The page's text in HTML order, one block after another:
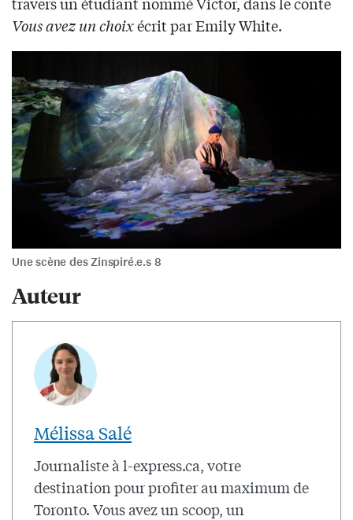
Vous avez un choixécrit par Emily White.
Une scène des Zinspiré.e.s 8
Auteur
Mélissa Salé
Journaliste à l-express.ca, votre
destination pour profiter au maximum de
Toronto. Vous avez un scoop, un